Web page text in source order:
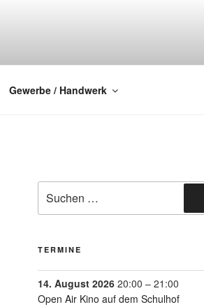
Gewerbe / Handwerk
TERMINE
14. August 2026 20:00 – 21:00
Open Air Kino auf dem Schulhof